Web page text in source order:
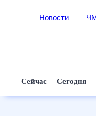
Новости
Сейчас Сегодня